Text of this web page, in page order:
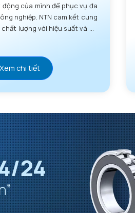
lượng với hiệu suất và độ
Xem chi tiết